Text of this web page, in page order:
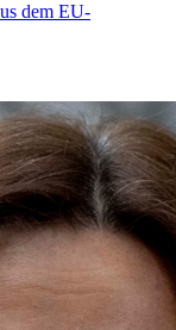
dem EU-